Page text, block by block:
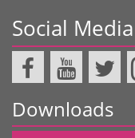
Social Media
Downloads